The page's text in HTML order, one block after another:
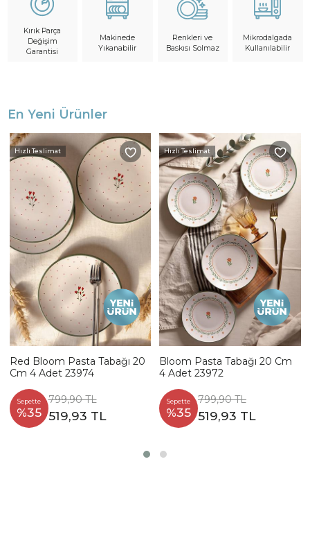
Kırık Parça
Değişim
Garantisi
Makinede
Yıkanabilir
Renkleri ve
Baskısı Solmaz
Mikrodalgada
Kullanılabilir
En Yeni Ürünler
Hızlı Teslimat
Red Bloom Pasta Tabağı 20
Cm 4 Adet 23974
Sepette
%35
799,90 TL
519,93 TL
Hızlı Teslimat
Bloom Pasta Tabağı 20 Cm
4 Adet 23972
Sepette
%35
799,90 TL
519,93 TL